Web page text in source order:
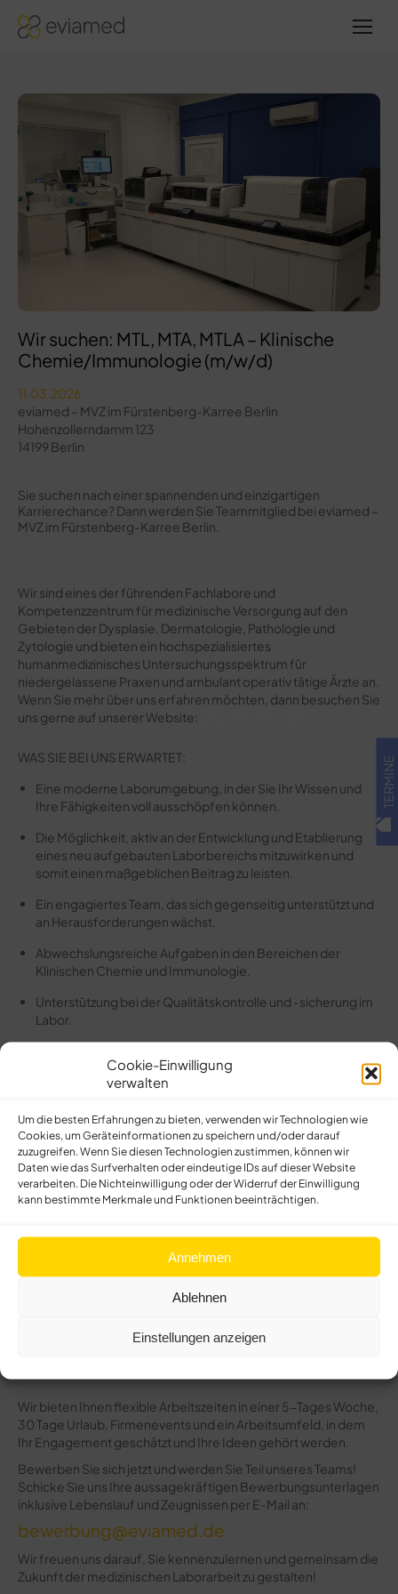
Cookie-Einwilligung
verwalten
Um die besten Erfahrungen zu bieten, verwenden wir Technologien wie
Cookies, um Geräteinformationen zu speichern und/oder darauf
zuzugreifen. Wenn Sie diesen Technologien zustimmen, können wir
Daten wie das Surfverhalten oder eindeutige IDs auf dieser Website
verarbeiten. Die Nichteinwilligung oder der Widerruf der Einwilligung
kann bestimmte Merkmale und Funktionen beeinträchtigen.
Annehmen
Ablehnen
Einstellungen anzeigen
TERMINE
sich hier:
Wir suchen: MTL, MTA, MTLA – Klinische
Chemie/Immunologie (m/w/d)
11.03.2026
eviamed – MVZ im Fürstenberg-Karree Berlin
Hohenzollerndamm 123
14199 Berlin
Sie suchen nach einer spannenden und einzigartigen
Karrierechance? Dann werden Sie Teammitglied bei eviamed –
MVZ im Fürstenberg-Karree Berlin.
Wir sind eines der führenden Fachlabore und
Kompetenzzentrum für medizinische Versorgung auf den
Gebieten der Dysplasie, Dermatologie, Pathologie und
Zytologie und bieten ein hochspezialisiertes
humanmedizinisches Untersuchungsspektrum für
niedergelassene Praxen und ambulant operativ tätige Ärzte an.
Wenn Sie mehr über uns erfahren möchten, dann besuchen Sie
uns gerne auf unserer Website:
WAS SIE BEI UNS ERWARTET:
Eine moderne Laborumgebung, in der Sie Ihr Wissen und
Ihre Fähigkeiten voll ausschöpfen können.
Die Möglichkeit, aktiv an der Entwicklung und Etablierung
eines neu aufgebauten Laborbereichs mitzuwirken und
somit einen maßgeblichen Beitrag zu leisten.
Ein engagiertes Team, das sich gegenseitig unterstützt und
an Herausforderungen wächst.
Abwechslungsreiche Aufgaben in den Bereichen der
Klinischen Chemie und Immunologie.
Unterstützung bei der Qualitätskontrolle und -sicherung im
Labor.
Fortbildungsmöglichkeiten, um stets auf dem neuesten
WAS WIR VON IHNEN ERWARTEN:
Erfolgreich abgeschlossene Ausbildung als MTL oder eine
vergleichbare Ausbildung.
Immunologie.
Kommunikationsstärke und Teamfähigkeit, um eine
Wir bieten Ihnen flexible Arbeitszeiten in einer 5-Tages Woche,
30 Tage Urlaub, Firmenevents und ein Arbeitsumfeld, in dem
Ihr Engagement geschätzt und Ihre Ideen gehört werden.
Bewerben Sie sich jetzt und werden Sie Teil unseres Teams!
Schicke Sie uns Ihre aussagekräftigen Bewerbungsunterlagen
inklusive Lebenslauf und Zeugnissen per E-Mail an:
bewerbung@eviamed.de
Wir freuen uns darauf, Sie kennenzulernen und gemeinsam die
Zukunft der medizinischen Laborarbeit zu gestalten!